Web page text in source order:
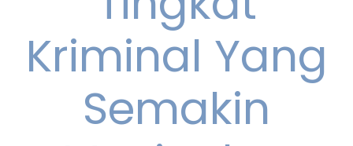
Kriminal Yang
Semakin